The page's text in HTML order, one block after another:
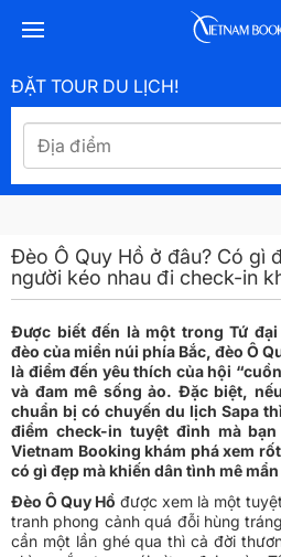
ĐẶT TOUR DU LỊCH!
Đèo Ô Quy Hồ ở đâu? Có gì
người kéo nhau đi check-in
Được biết đến là một trong Tứ đại
đèo của miền núi phía Bắc, đèo Ô
là điểm đến yêu thích của hội
và đam mê sống ảo. Đặc biệt,
chuẩn bị có chuyến du lịch Sapa
điểm check-in tuyệt đỉnh mà
Vietnam Booking khám phá xem
có gì đẹp mà khiến dân tình mê
Đèo Ô Quy Hồ được xem là một
tranh phong cảnh quá đỗi hùng
cần một lần ghé qua thì cả đời